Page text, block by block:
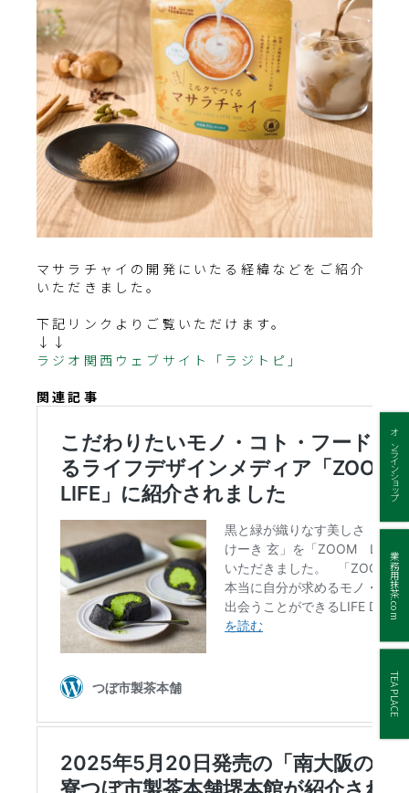
オンラインショップ
業務用抹茶.com
TEA PLACE
マサラチャイの開発にいたる経緯などをご紹介
いただきました。
下記リンクよりご覧いただけます。
↓↓
ラジオ関西ウェブサイト「ラジトピ」
関連記事